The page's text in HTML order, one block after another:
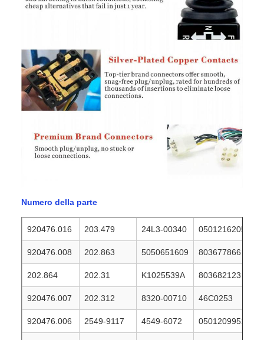
Numero della parte
920476.016 203.479 24L3-00340 0501216205
920476.008 202.863 5050651609 803677866
202.864 202.31 K1025539A 803682123
920476.007 202.312 8320-00710 46C0253
920476.006 2549-9117 4549-6072 0501209951